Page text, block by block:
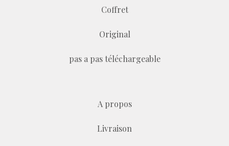
Coffret
Original
pas a pas téléchargeable
A propos
Livraison